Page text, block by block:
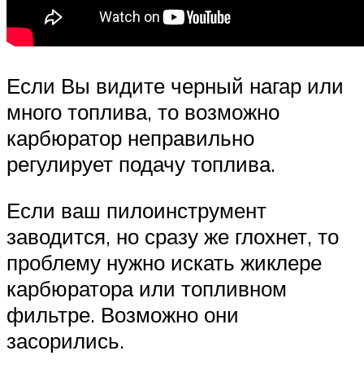
Если Вы видите черный нагар или
много топлива, то возможно
карбюратор неправильно
регулирует подачу топлива.
Если ваш пилоинструмент
заводится, но сразу же глохнет, то
проблему нужно искать жиклере
карбюратора или топливном
фильтре. Возможно они
засорились.